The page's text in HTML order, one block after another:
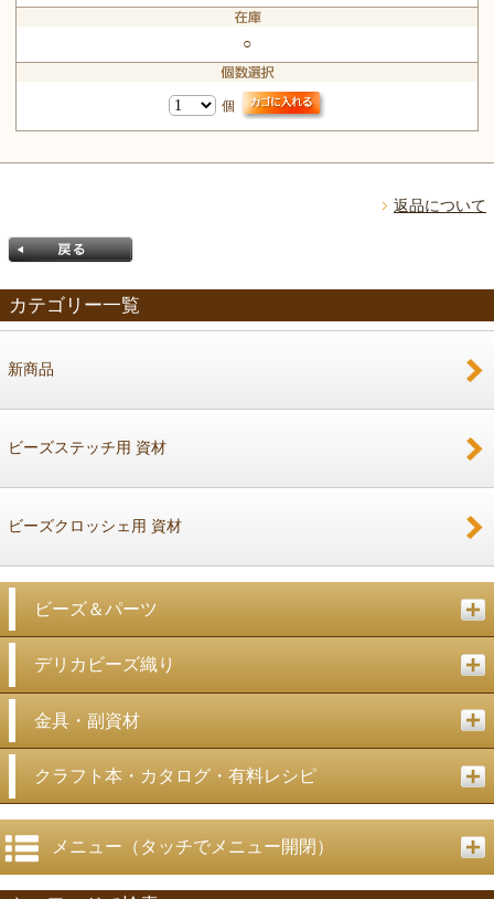
○
個
返品について
カテゴリー一覧
新商品
ビーズステッチ用 資材
ビーズクロッシェ用 資材
ビーズ＆パーツ
デリカビーズ織り
金具・副資材
クラフト本・カタログ・有料レシピ
メニュー（タッチでメニュー開閉）